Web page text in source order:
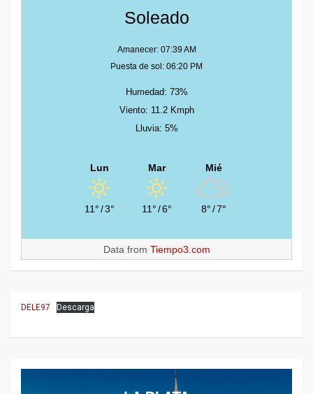
Soleado
Amanecer: 07:39 AM
Puesta de sol: 06:20 PM
Humedad: 73%
Viento: 11.2 Kmph
Lluvia: 5%
Lun
11°/3°
Mar
11°/6°
Mié
8°/7°
Data from Tiempo3.com
DELE97 Descarga